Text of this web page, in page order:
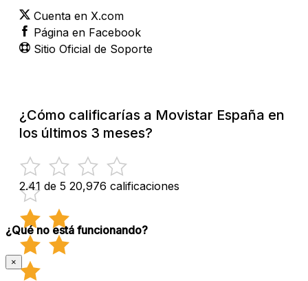
Cuenta en X.com
Página en Facebook
Sitio Oficial de Soporte
¿Cómo calificarías a Movistar España en
los últimos 3 meses?
2.41 de 5 20,976 calificaciones
¿Qué no está funcionando?
×